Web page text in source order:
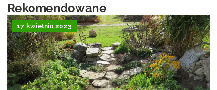
Rekomendowane
17 kwietnia 2023